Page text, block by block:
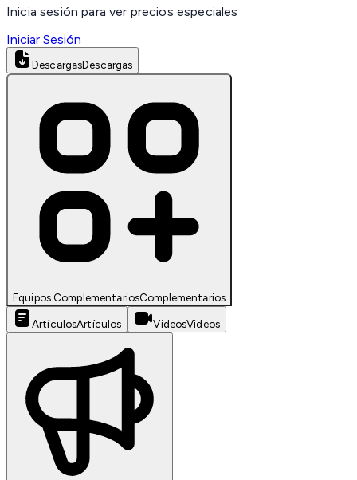
Inicia sesión para ver precios especiales
Iniciar Sesión
DescargasDescargas
Equipos ComplementariosComplementarios
ArtículosArtículos VideosVideos